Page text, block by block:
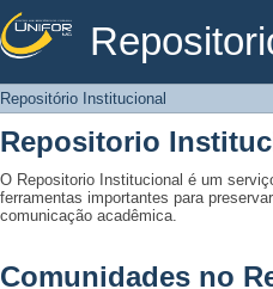
Repositório
Repositório Institucional
Repositorio
O Repositorio Institucional é um
ferramentas importantes para
comunicação acadêmica.
Comunidades no